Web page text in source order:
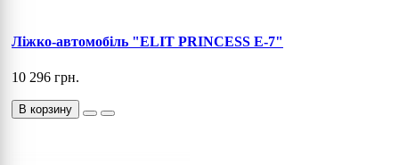
Ліжко-автомобіль "ELIT PRINCESS E-7"
10 296 грн.
В корзину